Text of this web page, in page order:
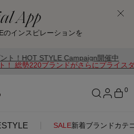
App
のインスピレーションを
Campaign開催中
！ 総勢220ブランドがさらにプライス
SALE新着ブランド カテ
0